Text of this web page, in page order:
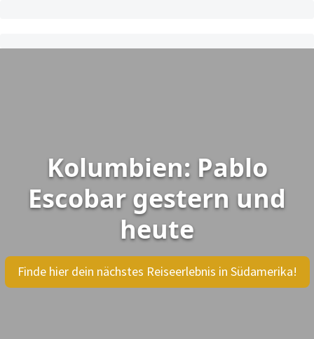
Kolumbien: Pablo
Escobar gestern und
heute
Finde hier dein nächstes Reiseerlebnis in Südamerika!